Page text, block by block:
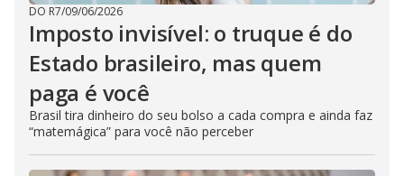
DO R7/09/06/2026
Imposto invisível: o truque é do
Estado brasileiro, mas quem
paga é você
Brasil tira dinheiro do seu bolso a cada compra e ainda faz
“matemágica” para você não perceber